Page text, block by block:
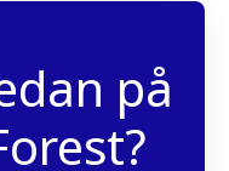
på